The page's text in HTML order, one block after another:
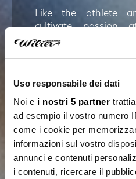
Uso responsabile dei dati
Noi e i nostri 5 partner
ad esempio il vostro numero
come i cookie per
informazioni sul vostro
annunci e contenuti
i contenuti, ricercare il
Like the athlete
cultivate passion
Passion for cycling,
advanced products.
DISCOVER ALL